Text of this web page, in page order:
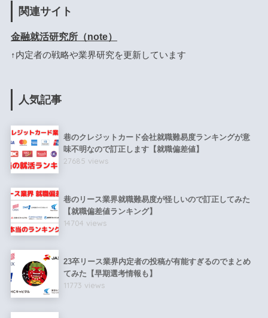
関連サイト
金融就活研究所（note）
↑内定者の戦略や業界研究を更新しています
人気記事
巷のクレジットカード会社就職難易度ランキングが意
味不明なので訂正します【就職偏差値】
27685 views
巷のリース業界就職難易度が怪しいので訂正してみた
【就職偏差値ランキング】
14704 views
23卒リース業界内定者の投稿が有能すぎるのでまとめ
てみた【早期選考情報も】
11773 views